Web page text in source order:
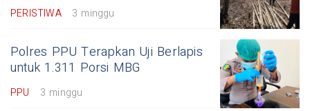
PERISTIWA 3 minggu
Polres PPU Terapkan Uji Berlapis
untuk 1.311 Porsi MBG
PPU 3 minggu